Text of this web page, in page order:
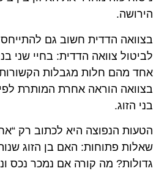
הירושה.
בצוואה הדדית חשוב גם להתייחס
לביטול צוואה הדדית: בחיי שני
אחד מהם חלות מגבלות
בצוואה הוראה אחרת המותרת
בני הזוג.
הטעות הנפוצה היא לכתוב רק
שאלות פתוחות: האם בן הזוג
גדולות? מה קורה אם נמכר נכס